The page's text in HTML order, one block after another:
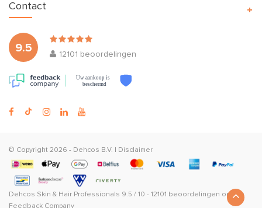
9.5
12101 beoordelingen
Uw aankoop is
beschermd
Contact
© Copyright 2026 - Dehcos B.V. | Disclaimer
Dehcos Skin & Hair Professionals 9.5 / 10 - 12101 beoordelingen op
The
Feedback Company